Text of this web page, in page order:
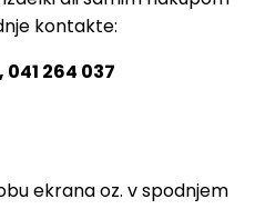
kontakte:
264 037
ekrana oz. v spodnjem